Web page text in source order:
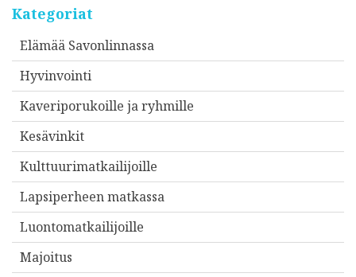
Kategoriat
Elämää Savonlinnassa
Hyvinvointi
Kaveriporukoille ja ryhmille
Kesävinkit
Kulttuurimatkailijoille
Lapsiperheen matkassa
Luontomatkailijoille
Majoitus